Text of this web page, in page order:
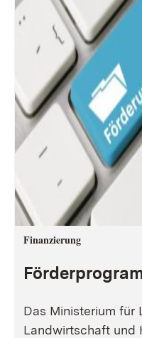
Finanzierung
Das Ministerium für
Landwirtschaft und